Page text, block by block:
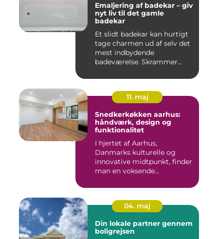
Emaljering af badekar – giv
nyt liv til det gamle
badekar
Et slidt badekar kan hurtigt
tage charmen ud af selv det
mest indbydende
badeværelse. Skrammer...
11. maj
Snedkerkøkken aarhus:
håndværk, design og
funktionalitet
I hjertet af Aarhus,
Danmarks kulturelle og
innovative midtpunkt, finder
man en voksende
04. maj
Din lokale partner gennem
boligrejsen